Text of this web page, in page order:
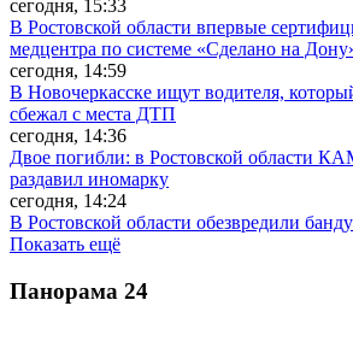
сегодня, 15:33
В Ростовской области впервые
медцентра по системе «Сделано на
сегодня, 14:59
В Новочеркасске ищут водителя,
сбежал с места ДТП
сегодня, 14:36
Двое погибли: в Ростовской области
раздавил иномарку
сегодня, 14:24
В Ростовской области обезвредили
Показать ещё
Панорама 24